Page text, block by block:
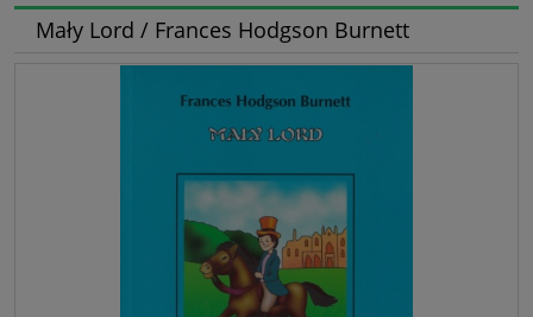
Mały Lord / Frances Hodgson Burnett